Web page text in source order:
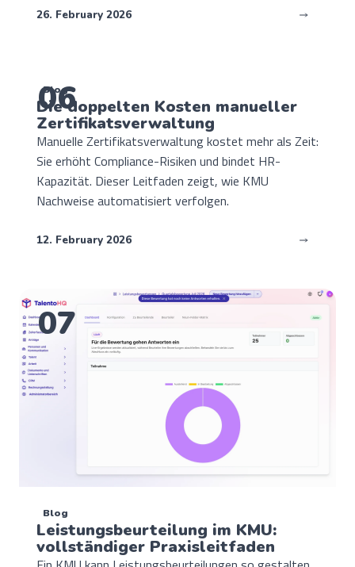
26. February 2026
06
Blog
Die doppelten Kosten manueller
Zertifikatsverwaltung
Manuelle Zertifikatsverwaltung kostet mehr als Zeit:
Sie erhöht Compliance-Risiken und bindet HR-
Kapazität. Dieser Leitfaden zeigt, wie KMU
Nachweise automatisiert verfolgen.
12. February 2026
07
Blog
Leistungsbeurteilung im KMU:
vollständiger Praxisleitfaden